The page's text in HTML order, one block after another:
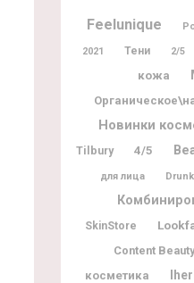
Feelunique
2021 Тени 2/5
кожа
Новинки
Tilbury
4/5
для лица
SkinStore
Content Beauty
косметика